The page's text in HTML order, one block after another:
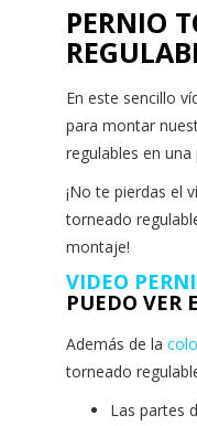
PERNIO
En este sencillo
para montar
regulables en una
¡No te pierdas el
torneado
montaje!
VIDEO
PUEDO VER
Además de la
torneado
Las partes